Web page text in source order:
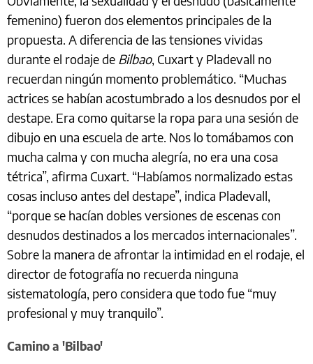
femenino) fueron dos elementos principales de la
propuesta. A diferencia de las tensiones vividas
durante el rodaje de Bilbao, Cuxart y Pladevall no
recuerdan ningún momento problemático. “Muchas
actrices se habían acostumbrado a los desnudos por el
destape. Era como quitarse la ropa para una sesión de
dibujo en una escuela de arte. Nos lo tomábamos con
mucha calma y con mucha alegría, no era una cosa
tétrica”, afirma Cuxart. “Habíamos normalizado estas
cosas incluso antes del destape”, indica Pladevall,
“porque se hacían dobles versiones de escenas con
desnudos destinados a los mercados internacionales”.
Sobre la manera de afrontar la intimidad en el rodaje, el
director de fotografía no recuerda ninguna
sistematología, pero considera que todo fue “muy
profesional y muy tranquilo”.
Camino a 'Bilbao'